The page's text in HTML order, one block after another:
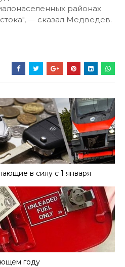
районах
— сказал Медведев.
в силу с 1 января
году